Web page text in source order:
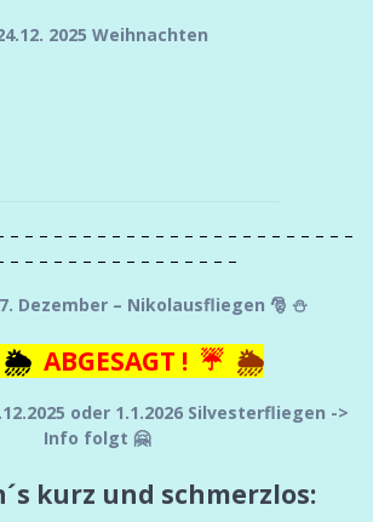
2025 Weihnachten
– – – – – – – – – – – – – – – – – – – – – – – –
– – – – – – – – – – – – – – – –
Dezember – Nikolausfliegen 🎅 ⛄
ABGESAGT ! ☔ 🌦
oder 1.1.2026 Silvesterfliegen ->
Info folgt 🤗
kurz und schmerzlos: